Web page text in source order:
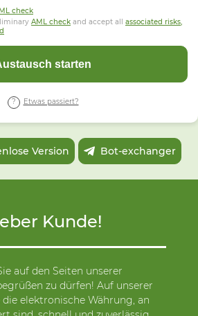
check
AML check and accept all associated risks,
starten
Etwas passiert?
Version Bot-exchanger
Kunde!
auf den Seiten unserer
zu dürfen! Auf unserer
die elektronische Währung, an